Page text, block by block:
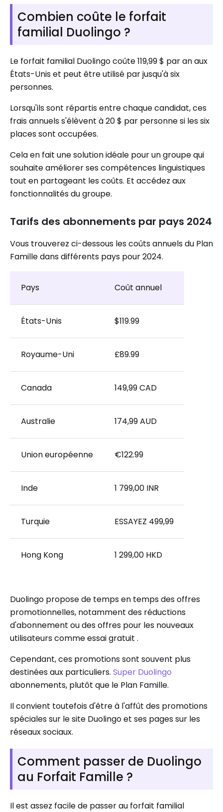
Combien coûte le forfait
familial Duolingo ?
Le forfait familial Duolingo coûte 119,99 $ par an aux
États-Unis et peut être utilisé par jusqu'à six
personnes.
Lorsqu'ils sont répartis entre chaque candidat, ces
frais annuels s'élèvent à 20 $ par personne si les six
places sont occupées.
Cela en fait une solution idéale pour un groupe qui
souhaite améliorer ses compétences linguistiques
tout en partageant les coûts. Et accédez aux
fonctionnalités du groupe.
Tarifs des abonnements par pays 2024
Vous trouverez ci-dessous les coûts annuels du Plan
Famille dans différents pays pour 2024.
Pays Coût annuel
États-Unis $119.99
Royaume-Uni £89.99
Canada 149,99 CAD
Australie 174,99 AUD
Union européenne €122.99
Inde 1 799,00 INR
Turquie ESSAYEZ 499,99
Hong Kong 1 299,00 HKD
Duolingo propose de temps en temps des offres
promotionnelles, notamment des réductions
d'abonnement ou des offres pour les nouveaux
utilisateurs comme essai gratuit .
Cependant, ces promotions sont souvent plus
destinées aux particuliers. Super Duolingo
abonnements, plutôt que le Plan Famille.
Il convient toutefois d'être à l'affût des promotions
spéciales sur le site Duolingo et ses pages sur les
réseaux sociaux.
Comment passer de Duolingo
au Forfait Famille ?
Il est assez facile de passer au forfait familial